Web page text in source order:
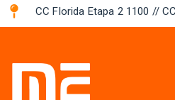
CC Florida Etapa 2 1100 //